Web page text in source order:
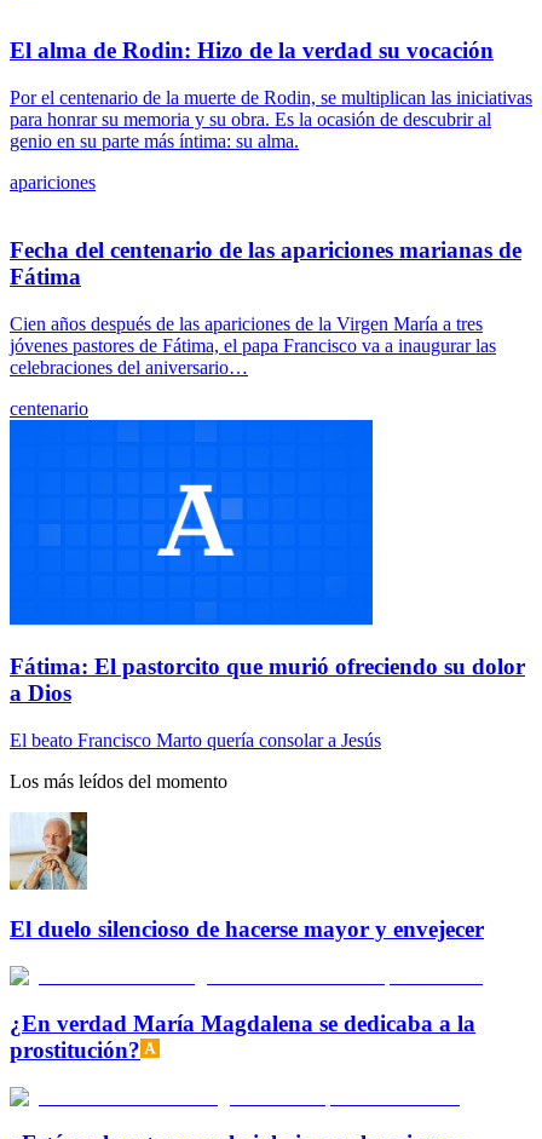
El alma de Rodin: Hizo de la verdad su vocación
Por el centenario de la muerte de Rodin, se multiplican las iniciativas
para honrar su memoria y su obra. Es la ocasión de descubrir al
genio en su parte más íntima: su alma.
apariciones
Fecha del centenario de las apariciones marianas de
Fátima
Cien años después de las apariciones de la Virgen María a tres
jóvenes pastores de Fátima, el papa Francisco va a inaugurar las
celebraciones del aniversario…
centenario
Fátima: El pastorcito que murió ofreciendo su dolor
a Dios
El beato Francisco Marto quería consolar a Jesús
Los más leídos del momento
El duelo silencioso de hacerse mayor y envejecer
¿En verdad María Magdalena se dedicaba a la
prostitución?